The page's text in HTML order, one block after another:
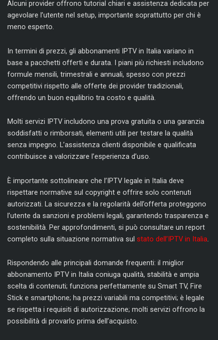
Alcuni provider offrono tutorial chiari e assistenza dedicata per
agevolare l’utente nel setup, importante soprattutto per chi è
meno esperto.
In termini di prezzi, gli abbonamenti IPTV in Italia variano in
base a pacchetti offerti e durata. I piani più richiesti includono
formule mensili, trimestrali e annuali, spesso con prezzi
competitivi rispetto alle offerte dei provider tradizionali,
offrendo un buon equilibrio tra costo e qualità.
Molti servizi IPTV includono una prova gratuita o una garanzia
soddisfatti o rimborsati, elementi utili per testare la qualità
senza impegno. L’assistenza clienti disponibile e qualificata
contribuisce a valorizzare l’esperienza d’uso.
È importante sottolineare che l’IPTV legale in Italia deve
rispettare normative sul copyright e offrire solo contenuti
autorizzati. La sicurezza e la regolarità dell’offerta proteggono
l’utente da sanzioni e problemi legali, garantendo trasparenza e
sostenibilità. Per approfondimenti, si può consultare un report
completo sulla situazione normativa sul stato dell’IPTV in Italia
Rispondendo alle principali domande frequenti: il miglior
abbonamento IPTV in Italia coniuga qualità, stabilità e ampia
scelta di contenuti; funziona perfettamente su Smart TV, Fire
Stick e smartphone; ha prezzi variabili ma competitivi; è legale
se rispetta i requisiti di autorizzazione; molti servizi offrono la
possibilità di provarlo prima dell’acquisto.